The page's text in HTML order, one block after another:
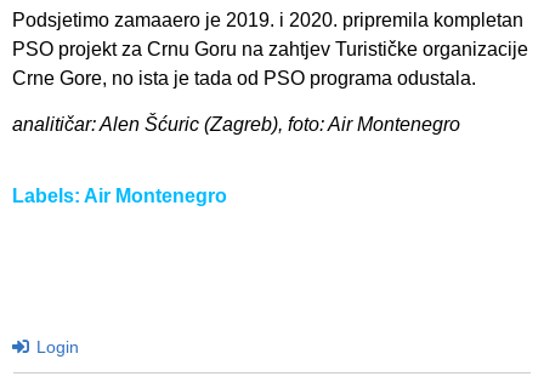
Podsjetimo zamaaero je 2019. i 2020. pripremila kompletan
PSO projekt za Crnu Goru na zahtjev Turističke organizacije
Crne Gore, no ista je tada od PSO programa odustala.
analitičar: Alen Šćuric (Zagreb), foto: Air Montenegro
Labels: Air Montenegro
Login